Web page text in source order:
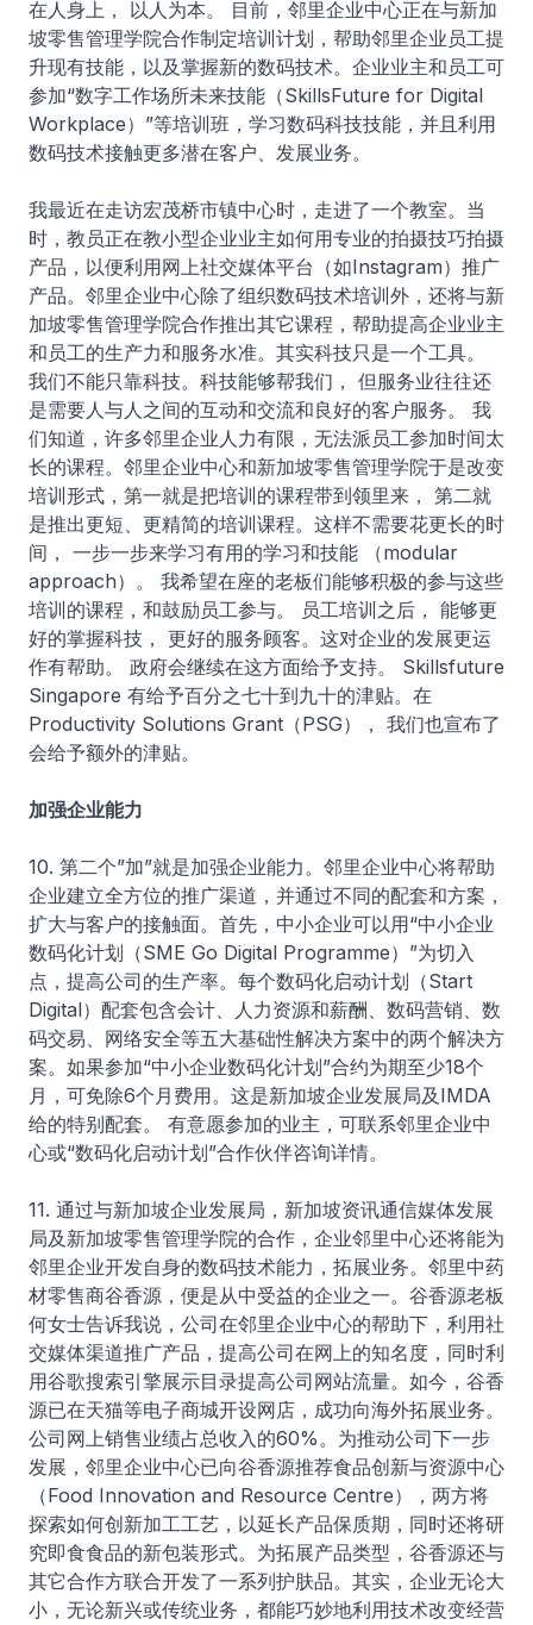
在人身上， 以人为本。 目前，邻里企业中心正在与新加
坡零售管理学院合作制定培训计划，帮助邻里企业员工提
升现有技能，以及掌握新的数码技术。企业业主和员工可
参加“数字工作场所未来技能（SkillsFuture for Digital
Workplace）”等培训班，学习数码科技技能，并且利用
数码技术接触更多潜在客户、发展业务。
我最近在走访宏茂桥市镇中心时，走进了一个教室。当
时，教员正在教小型企业业主如何用专业的拍摄技巧拍摄
产品，以便利用网上社交媒体平台（如Instagram）推广
产品。邻里企业中心除了组织数码技术培训外，还将与新
加坡零售管理学院合作推出其它课程，帮助提高企业业主
和员工的生产力和服务水准。其实科技只是一个工具。
我们不能只靠科技。科技能够帮我们， 但服务业往往还
是需要人与人之间的互动和交流和良好的客户服务。 我
们知道，许多邻里企业人力有限，无法派员工参加时间太
长的课程。邻里企业中心和新加坡零售管理学院于是改变
培训形式，第一就是把培训的课程带到领里来， 第二就
是推出更短、更精简的培训课程。这样不需要花更长的时
间， 一步一步来学习有用的学习和技能 （modular
approach）。 我希望在座的老板们能够积极的参与这些
培训的课程，和鼓励员工参与。 员工培训之后， 能够更
好的掌握科技， 更好的服务顾客。这对企业的发展更运
作有帮助。 政府会继续在这方面给予支持。 Skillsfuture
Singapore 有给予百分之七十到九十的津贴。在
Productivity Solutions Grant（PSG）， 我们也宣布了
会给予额外的津贴。
加强企业能力
10. 第二个”加”就是加强企业能力。邻里企业中心将帮助
企业建立全方位的推广渠道，并通过不同的配套和方案，
扩大与客户的接触面。首先，中小企业可以用“中小企业
数码化计划（SME Go Digital Programme）”为切入
点，提高公司的生产率。每个数码化启动计划（Start
Digital）配套包含会计、人力资源和薪酬、数码营销、数
码交易、网络安全等五大基础性解决方案中的两个解决方
案。如果参加“中小企业数码化计划”合约为期至少18个
月，可免除6个月费用。这是新加坡企业发展局及IMDA
给的特别配套。 有意愿参加的业主，可联系邻里企业中
心或“数码化启动计划”合作伙伴咨询详情。
11. 通过与新加坡企业发展局，新加坡资讯通信媒体发展
局及新加坡零售管理学院的合作，企业邻里中心还将能为
邻里企业开发自身的数码技术能力，拓展业务。邻里中药
材零售商谷香源，便是从中受益的企业之一。谷香源老板
何女士告诉我说，公司在邻里企业中心的帮助下，利用社
交媒体渠道推广产品，提高公司在网上的知名度，同时利
用谷歌搜索引擎展示目录提高公司网站流量。如今，谷香
源已在天猫等电子商城开设网店，成功向海外拓展业务。
公司网上销售业绩占总收入的60%。为推动公司下一步
发展，邻里企业中心已向谷香源推荐食品创新与资源中心
（Food Innovation and Resource Centre），两方将
探索如何创新加工工艺，以延长产品保质期，同时还将研
究即食食品的新包装形式。为拓展产品类型，谷香源还与
其它合作方联合开发了一系列护肤品。其实，企业无论大
小，无论新兴或传统业务，都能巧妙地利用技术改变经营